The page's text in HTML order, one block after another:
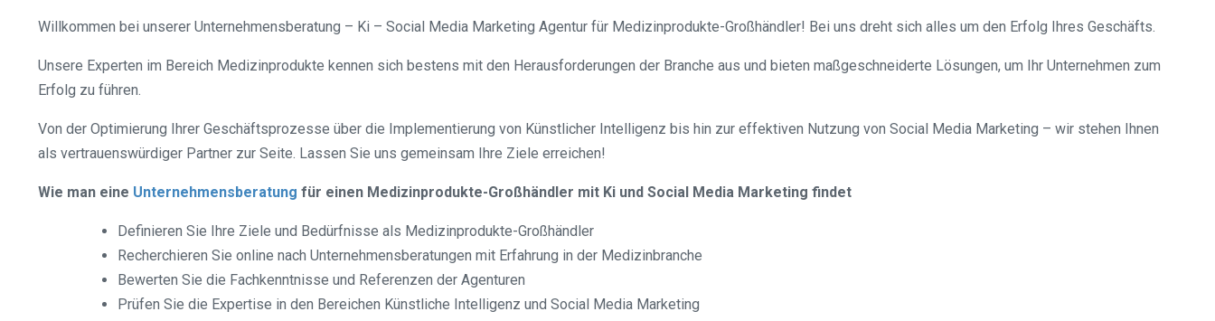
Willkommen bei unserer Unternehmensberatung – Ki – Social Media Marketing Agentur für Medizinprodukte-Großhändler! Bei uns dreht sich alles um den Erfolg Ihres Geschäfts.
Unsere Experten im Bereich Medizinprodukte kennen sich bestens mit den Herausforderungen der Branche aus und bieten maßgeschneiderte Lösungen, um Ihr Unternehmen zum
Erfolg zu führen.
Von der Optimierung Ihrer Geschäftsprozesse über die Implementierung von Künstlicher Intelligenz bis hin zur effektiven Nutzung von Social Media Marketing – wir stehen Ihnen
als vertrauenswürdiger Partner zur Seite. Lassen Sie uns gemeinsam Ihre Ziele erreichen!
Wie man eine Unternehmensberatung für einen Medizinprodukte-Großhändler mit Ki und Social Media Marketing findet
Definieren Sie Ihre Ziele und Bedürfnisse als Medizinprodukte-Großhändler
Recherchieren Sie online nach Unternehmensberatungen mit Erfahrung in der Medizinbranche
Bewerten Sie die Fachkenntnisse und Referenzen der Agenturen
Prüfen Sie die Expertise in den Bereichen Künstliche Intelligenz und Social Media Marketing